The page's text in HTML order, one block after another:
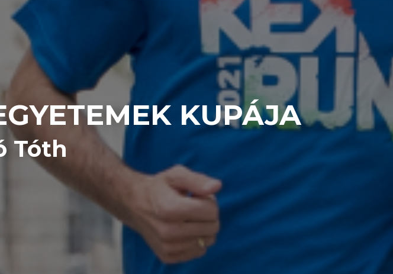
KUPÁJA
Tóth